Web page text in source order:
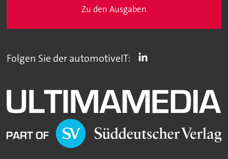
Zu den Ausgaben
Folgen Sie der automotiveIT: